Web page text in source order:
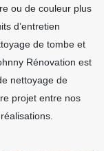
ou de couleur plus
d’entretien
de tombe et
Rénovation est
nettoyage de
projet entre nos